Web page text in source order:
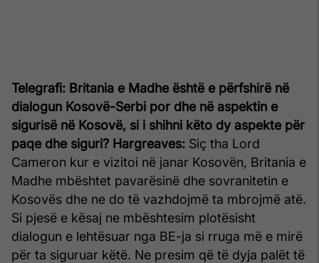
Telegrafi: Britania e Madhe është e përfshirë në
dialogun Kosovë-Serbi por dhe në aspektin e
sigurisë në Kosovë, si i shihni këto dy aspekte për
paqe dhe siguri? Hargreaves: Siç tha Lord
Cameron kur e vizitoi në janar Kosovën, Britania e
Madhe mbështet pavarësinë dhe sovranitetin e
Kosovës dhe ne do të vazhdojmë ta mbrojmë atë.
Si pjesë e kësaj ne mbështesim plotësisht
dialogun e lehtësuar nga BE-ja si rruga më e mirë
për ta siguruar këtë. Ne presim që të dyja palët të